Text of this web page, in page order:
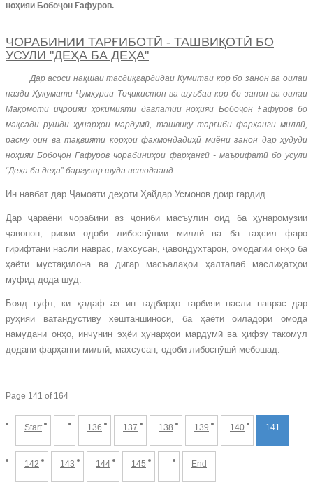
ноҳияи Бобоҷон Ғафуров.
ЧОРАБИНИИ ТАРҒИБОТӢ - ТАШВИҚОТӢ БО
УСУЛИ "ДЕҲА БА ДЕҲА"
Дар асоси нақшаи тасдиқгардидаи Кумитаи кор бо занон ва оилаи
назди Ҳукумати Ҷумҳурии Тоҷикистон ва шуъбаи кор бо занон ва оилаи
Мақомоти иҷроияи ҳокимияти давлатии ноҳияи Бобоҷон Ғафуров бо
мақсади рушди ҳунарҳои мардумӣ, ташвиқу тарғиби фарҳанги миллӣ,
расму оин ва тақвияти корҳои фаҳмондадиҳӣ миёни занон дар ҳудуди
ноҳияи Бобоҷон Ғафуров чорабиниҳои фарҳангӣ - маърифатӣ бо усули
“Деҳа ба деҳа” баргузор шуда истодаанд.
Ин навбат дар Ҷамоати деҳоти Ҳайдар Усмонов доир гардид.
Дар ҷараёни чорабинӣ аз ҷониби масъулин оид ба ҳунаромӯзии
ҷавонон, риояи одоби либоспӯшии миллӣ ва ба таҳсил фаро
гирифтани насли наврас, махсусан, ҷавондухтарон, омодагии онҳо ба
ҳаёти мустақилона ва дигар масъалаҳои ҳалталаб маслиҳатҳои
муфид дода шуд.
Бояд гуфт, ки ҳадаф аз ин тадбирҳо тарбияи насли наврас дар
руҳияи ватандӯстиву хештаншиносӣ, ба ҳаёти оиладорӣ омода
намудани онҳо, инчунин эҳёи ҳунарҳои мардумӣ ва ҳифзу такомул
додани фарҳанги миллӣ, махсусан, одоби либоспӯшӣ мебошад.
Page 141 of 164
Start 136 137 138 139 140 141
142 143 144 145 End